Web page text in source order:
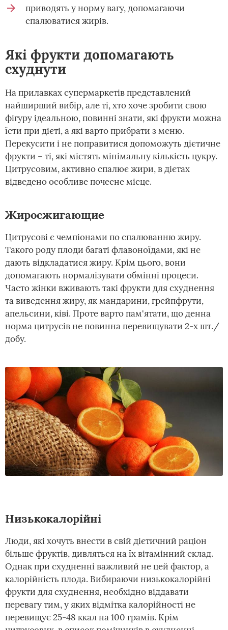
приводять у норму вагу, допомагаючи
спалюватися жирів.
Які фрукти допомагають
схуднути
На прилавках супермаркетів представлений
найширший вибір, але ті, хто хоче зробити свою
фігуру ідеальною, повинні знати, які фрукти можна
їсти при дієті, а які варто прибрати з меню.
Перекусити і не поправитися допоможуть дієтичне
фрукти – ті, які містять мінімальну кількість цукру.
Цитрусовим, активно спалює жири, в дієтах
відведено особливе почесне місце.
Жиросжигающие
Цитрусові є чемпіонами по спалюванню жиру.
Такого роду плоди багаті флавоноїдами, які не
дають відкладатися жиру. Крім цього, вони
допомагають нормалізувати обмінні процеси.
Часто жінки вживають такі фрукти для схуднення
та виведення жиру, як мандарини, грейпфрути,
апельсини, ківі. Проте варто пам'ятати, що денна
норма цитрусів не повинна перевищувати 2-х шт./
добу.
Низькокалорійні
Люди, які хочуть внести в свій дієтичний раціон
більше фруктів, дивляться на їх вітамінний склад.
Однак при схудненні важливий не цей фактор, а
калорійність плода. Вибираючи низькокалорійні
фрукти для схуднення, необхідно віддавати
перевагу тим, у яких відмітка калорійності не
перевищує 25-48 ккал на 100 грамів. Крім